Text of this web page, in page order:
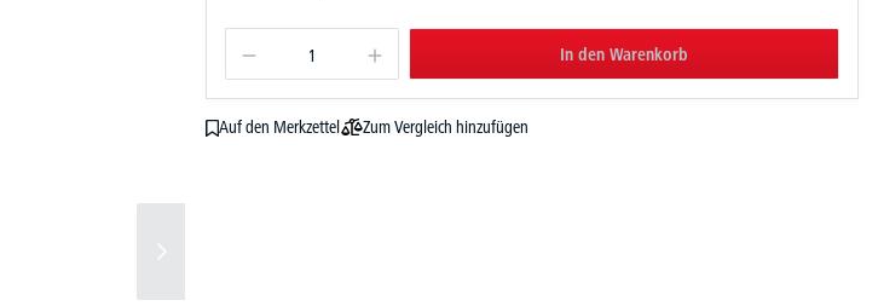
In den Warenkorb
Auf den Merkzettel Zum Vergleich hinzufügen